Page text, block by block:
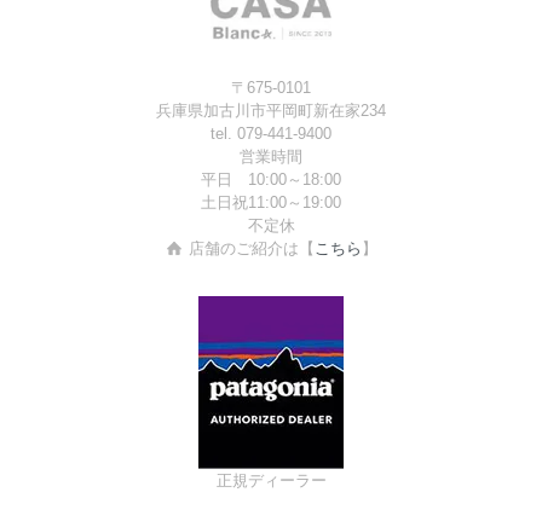
〒675-0101
兵庫県加古川市平岡町新在家234
tel. 079-441-9400
営業時間
平日 10:00～18:00
土日祝11:00～19:00
不定休
店舗のご紹介は【 こちら 】
正規ディーラー